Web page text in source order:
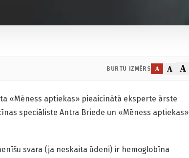
BURTU IZMĒRS A A A
«Mēness aptiekas» pieaicinātā eksperte ārste
speciāliste Antra Briede un «Mēness aptiekas»
svara (ja neskaita ūdeni) ir hemoglobīna